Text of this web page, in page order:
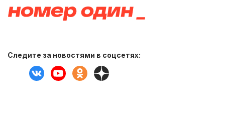
Следите за новостями в соцсетях: